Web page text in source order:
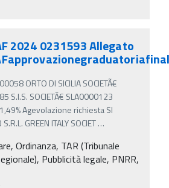
2024 0231593 Allegato
ORTO DI SICILIA SOCIETÃ€
S.I.S. SOCIETÃ€ SLA0000123
Agevolazione richiesta SI
GREEN ITALY SOCIET…
Ordinanza, TAR (Tribunale
Pubblicità legale, PNRR,